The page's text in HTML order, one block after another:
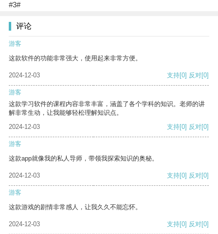
#3#
评论
游客
这款软件的功能非常强大，使用起来非常方便。
2024-12-03 支持[0] 反对[0]
游客
这款学习软件的课程内容非常丰富，涵盖了各个学科的知识。老师的讲
解非常生动，让我能够轻松理解知识点。
2024-12-03
支持[0] 反对[0]
游客
这款app就像我的私人导师，带领我探索知识的奥秘。
2024-12-03 支持[0] 反对[0]
游客
这款游戏的剧情非常感人，让我久久不能忘怀。
2024-12-03 支持[0] 反对[0]